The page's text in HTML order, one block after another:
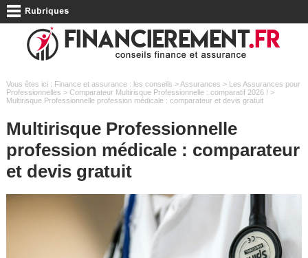
Vous êtes ici : Finance et assurance : les conseils >Assurances > Les Assurances pour
Professionnelles > Comparateur Multirisque Professionnelle : comparatif 2026 ! >
Multirisque Professionnelle profession médicale : comparateur et devis gratuit
Multirisque Professionnelle
profession médicale : comparateur
et devis gratuit